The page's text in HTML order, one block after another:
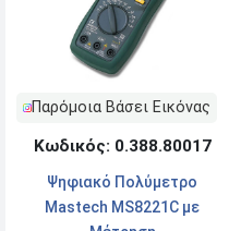
Παρόμοια Βάσει Εικόνας
Κωδικός: 0.388.80017
Ψηφιακό Πολύμετρο
Mastech MS8221C με